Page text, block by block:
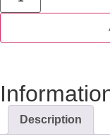
Description